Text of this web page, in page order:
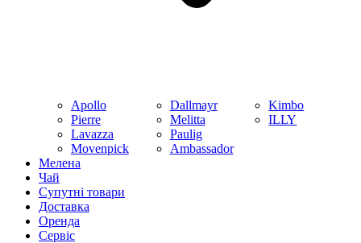
Apollo
Pierre
Lavazza
Movenpick
Dallmayr
Melitta
Paulig
Ambassador
Kimbo
ILLY
Мелена
Чай
Супутні товари
Доставка
Оренда
Cервіс